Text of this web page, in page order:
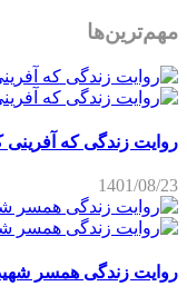
مهم‌ترین‌ها
روایت زندگی که
1401/08/23
روایت زندگی همسر